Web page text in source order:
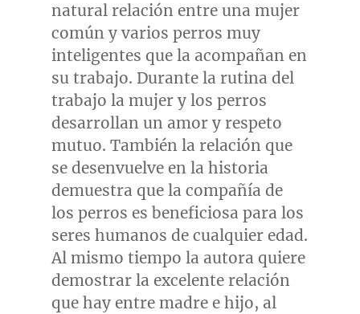
natural relación entre una mujer
común y varios perros muy
inteligentes que la acompañan en
su trabajo. Durante la rutina del
trabajo la mujer y los perros
desarrollan un amor y respeto
mutuo. También la relación que
se desenvuelve en la historia
demuestra que la compañía de
los perros es beneficiosa para los
seres humanos de cualquier edad.
Al mismo tiempo la autora quiere
demostrar la excelente relación
que hay entre madre e hijo, al